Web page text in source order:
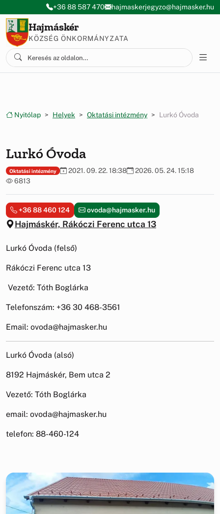
Ugrás a menüre
Ugrás a tartalomra
+36 88 587 470 hajmaskerjegyzo@hajmasker.hu
Hajmáskér
KÖZSÉG ÖNKORMÁNYZATA
Nyitólap Helyek Oktatási intézmény Lurkó Óvoda
Lurkó Óvoda
Oktatási intézmény 2021. 09. 22. 18:38
2026. 05. 24. 15:18
6813
Hajmáskér, Rákóczi Ferenc utca 13
+36 88 460 124 ovoda@hajmasker.hu
Lurkó Óvoda (felső)
Rákóczi Ferenc utca 13
Vezető: Tóth Boglárka
Telefonszám: +36 30 468-3561
Email: ovoda@hajmasker.hu
Lurkó Óvoda (alsó)
8192 Hajmáskér, Bem utca 2
Vezető: Tóth Boglárka
email: ovoda@hajmasker.hu
telefon: 88-460-124